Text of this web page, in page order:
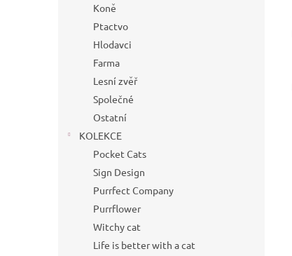
Koně
Ptactvo
Hlodavci
Farma
Lesní zvěř
Společné
Ostatní
KOLEKCE
Pocket Cats
Sign Design
Purrfect Company
Purrflower
Witchy cat
Life is better with a cat